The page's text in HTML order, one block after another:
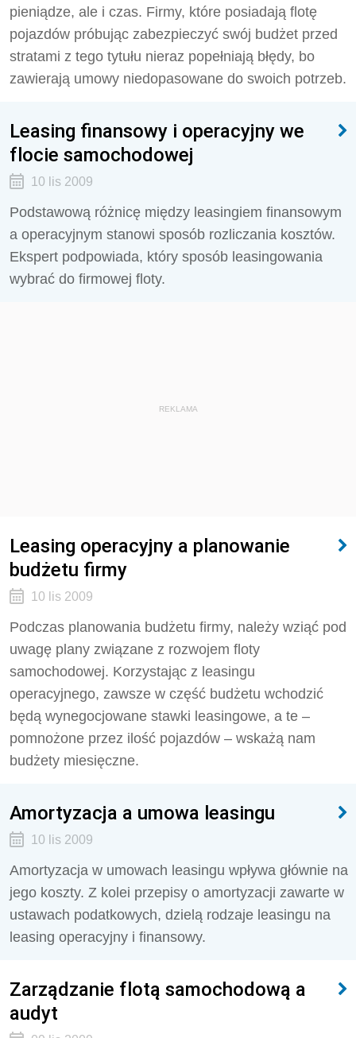
pieniądze, ale i czas. Firmy, które posiadają flotę
pojazdów próbując zabezpieczyć swój budżet przed
stratami z tego tytułu nieraz popełniają błędy, bo
zawierają umowy niedopasowane do swoich potrzeb.
Leasing finansowy i operacyjny we
flocie samochodowej
10 lis 2009
Podstawową różnicę między leasingiem finansowym
a operacyjnym stanowi sposób rozliczania kosztów.
Ekspert podpowiada, który sposób leasingowania
wybrać do firmowej floty.
REKLAMA
Leasing operacyjny a planowanie
budżetu firmy
10 lis 2009
Podczas planowania budżetu firmy, należy wziąć pod
uwagę plany związane z rozwojem floty
samochodowej. Korzystając z leasingu
operacyjnego, zawsze w część budżetu wchodzić
będą wynegocjowane stawki leasingowe, a te –
pomnożone przez ilość pojazdów – wskażą nam
budżety miesięczne.
Amortyzacja a umowa leasingu
10 lis 2009
Amortyzacja w umowach leasingu wpływa głównie na
jego koszty. Z kolei przepisy o amortyzacji zawarte w
ustawach podatkowych, dzielą rodzaje leasingu na
leasing operacyjny i finansowy.
Zarządzanie flotą samochodową a
audyt